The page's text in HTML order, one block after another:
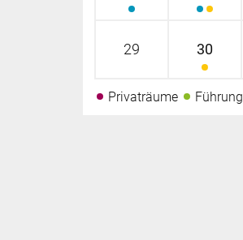
29 30
Privaträume Führung